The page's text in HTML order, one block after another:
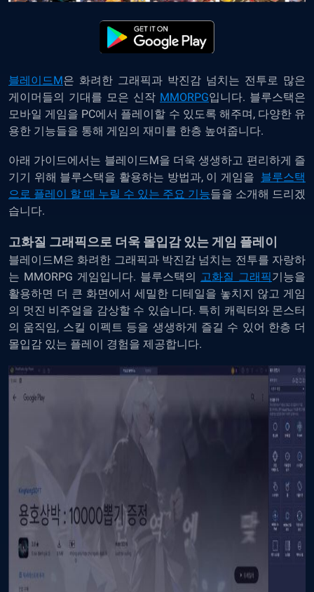
블레이드M은 화려한 그래픽과 박진감 넘치는 전투로 많은
게이머들의 기대를 모은 신작 MMORPG입니다. 블루스택은
모바일 게임을 PC에서 플레이할 수 있도록 해주며, 다양한 유
용한 기능들을 통해 게임의 재미를 한층 높여줍니다.
아래 가이드에서는 블레이드M을 더욱 생생하고 편리하게 즐
기기 위해 블루스택을 활용하는 방법과, 이 게임을 블루스택
으로 플레이 할 때 누릴 수 있는 주요 기능들을 소개해 드리겠
습니다.
고화질 그래픽으로 더욱 몰입감 있는게임 플레이
블레이드M은 화려한 그래픽과 박진감 넘치는 전투를 자랑하
는 MMORPG 게임입니다. 블루스택의 고화질 그래픽기능을
활용하면 더 큰 화면에서 세밀한 디테일을 놓치지 않고 게임
의 멋진 비주얼을 감상할 수 있습니다. 특히 캐릭터와 몬스터
의 움직임, 스킬 이펙트 등을 생생하게 즐길 수 있어 한층 더
몰입감 있는 플레이 경험을 제공합니다.